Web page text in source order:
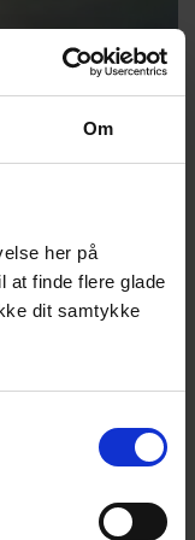
Om
her på
at finde flere glade
dit samtykke
der pludselig
træner skolens
krav, men
besvime på samme